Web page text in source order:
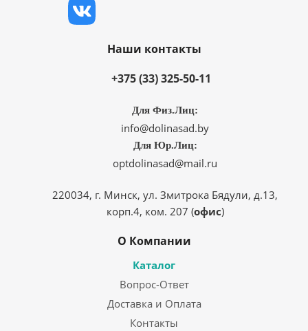
Наши контакты
+375 (33) 325-50-11
Для Физ.Лиц:
info@dolinasad.by
Для Юр.Лиц:
optdolinasad@mail.ru
220034, г. Минск, ул. Змитрока Бядули, д.13,
корп.4, ком. 207 (офис)
О Компании
Каталог
Вопрос-Ответ
Доставка и Оплата
Контакты